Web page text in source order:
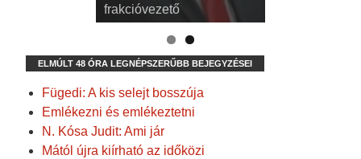
alpolgármester
frakcióvezető
ELMÚLT 48 ÓRA LEGNÉPSZERŰBB BEJEGYZÉSEI
Fügedi: A kis selejt bosszúja
Emlékezni és emlékeztetni
N. Kósa Judit: Ami jár
Mától újra kiírható az időközi